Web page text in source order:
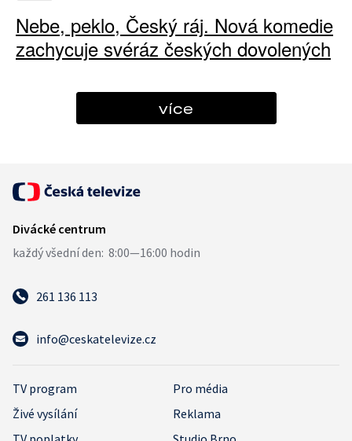
Nebe, peklo, Český ráj. Nová komedie
zachycuje svéráz českých dovolených
více
261 136 113
info@ceskatelevize.cz
TV program
Pro média
Živé vysílání
Reklama